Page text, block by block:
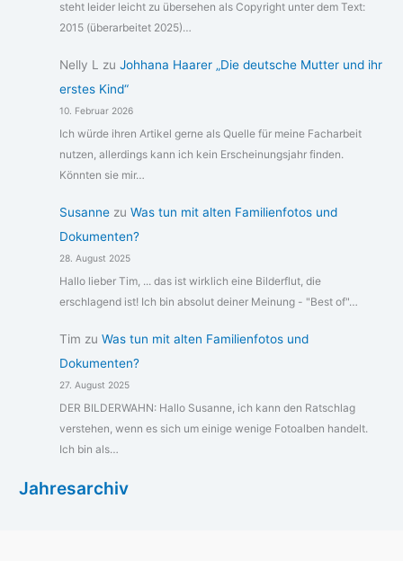
steht leider leicht zu übersehen als Copyright unter dem Text:
2015 (überarbeitet 2025)…
Nelly L zu Johhana Haarer „Die deutsche Mutter und ihr
erstes Kind“
10. Februar 2026
Ich würde ihren Artikel gerne als Quelle für meine Facharbeit
nutzen, allerdings kann ich kein Erscheinungsjahr finden.
Könnten sie mir…
Susannezu Was tun mit alten Familienfotos und
Dokumenten?
28. August 2025
Hallo lieber Tim, ... das ist wirklich eine Bilderflut, die
erschlagend ist! Ich bin absolut deiner Meinung - "Best of"…
Tim zu Was tun mit alten Familienfotos und
Dokumenten?
27. August 2025
DER BILDERWAHN: Hallo Susanne, ich kann den Ratschlag
verstehen, wenn es sich um einige wenige Fotoalben handelt.
Ich bin als…
Jahresarchiv